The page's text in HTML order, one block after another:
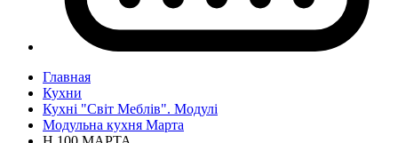
Главная
Кухни
Кухні "Світ Меблів". Модулі
Модульна кухня Марта